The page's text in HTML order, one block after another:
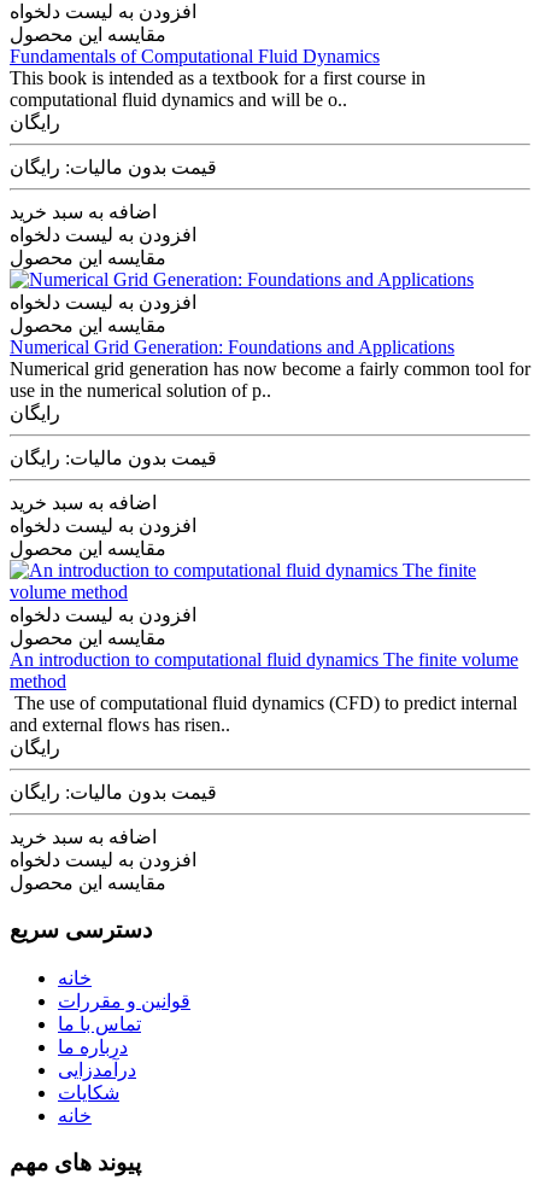
افزودن به لیست دلخواه
مقایسه این محصول
Fundamentals of Computational Fluid Dynamics
This book is intended as a textbook for a first course in
computational fluid dynamics and will be o..
رایگان
قیمت بدون مالیات: رایگان
اضافه به سبد خرید
افزودن به لیست دلخواه
مقایسه این محصول
افزودن به لیست دلخواه
مقایسه این محصول
Numerical Grid Generation: Foundations and Applications
Numerical grid generation has now become a fairly common tool for
use in the numerical solution of p..
رایگان
قیمت بدون مالیات: رایگان
اضافه به سبد خرید
افزودن به لیست دلخواه
مقایسه این محصول
افزودن به لیست دلخواه
مقایسه این محصول
An introduction to computational fluid dynamics The finite volume
method
The use of computational fluid dynamics (CFD) to predict internal
and external flows has risen..
رایگان
قیمت بدون مالیات: رایگان
اضافه به سبد خرید
افزودن به لیست دلخواه
مقایسه این محصول
دسترسی سریع
خانه
قوانین و مقررات
تماس با ما
درباره ما
درآمدزایی
شکایات
خانه
پیوند های مهم